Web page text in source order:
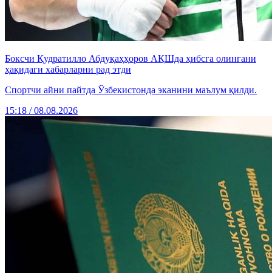
Боксчи Қудратилло Абдуқаҳҳоров АҚШда ҳибсга олингани
ҳақидаги хабарларни рад этди
Спортчи айни пайтда Ўзбекистонда эканини маълум қилди.
15:18 / 08.08.2026